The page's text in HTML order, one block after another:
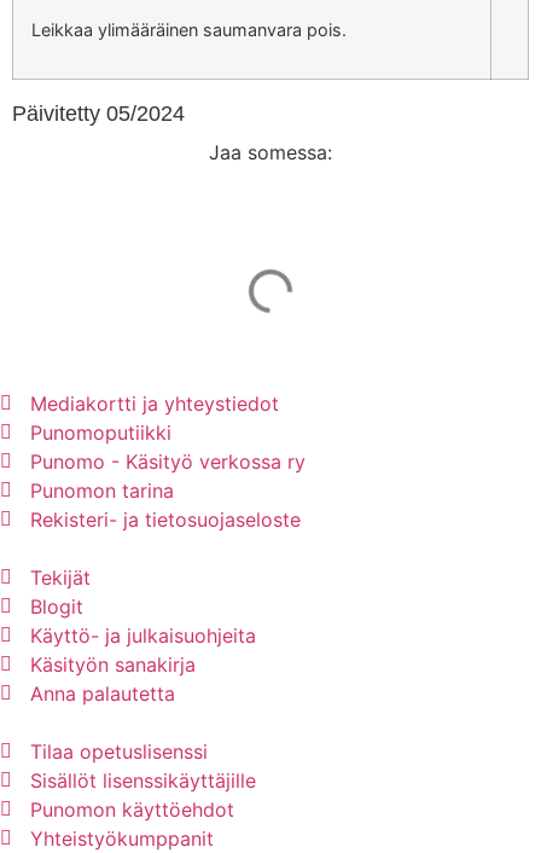
Leikkaa ylimääräinen saumanvara pois.
Päivitetty 05/2024
Jaa somessa:
Mediakortti ja yhteystiedot
Punomoputiikki
Punomo - Käsityö verkossa ry
Punomon tarina
Rekisteri- ja tietosuojaseloste
Tekijät
Blogit
Käyttö- ja julkaisuohjeita
Käsityön sanakirja
Anna palautetta
Tilaa opetuslisenssi
Sisällöt lisenssikäyttäjille
Punomon käyttöehdot
Yhteistyökumppanit